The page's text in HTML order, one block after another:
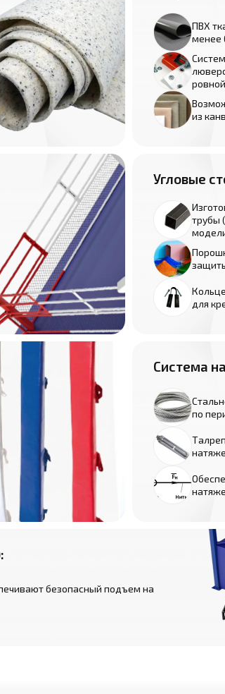
ПВХ
менее
из
Угловые
трубы
для
Система
по
безопасный подъем на